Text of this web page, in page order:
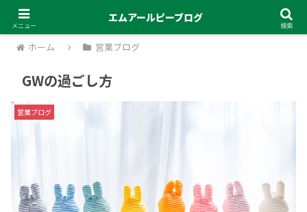
ホーム 営業ブログ
GWの過ごし方
営業ブログ
メニュー
エムアールピーブログ
検索